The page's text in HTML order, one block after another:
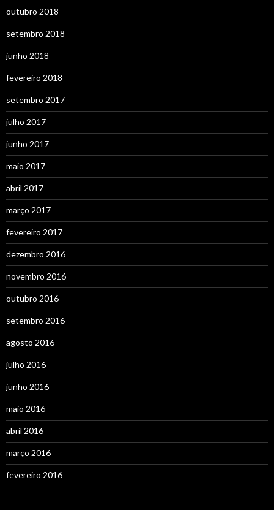
outubro 2018
setembro 2018
junho 2018
fevereiro 2018
setembro 2017
julho 2017
junho 2017
maio 2017
abril 2017
março 2017
fevereiro 2017
dezembro 2016
novembro 2016
outubro 2016
setembro 2016
agosto 2016
julho 2016
junho 2016
maio 2016
abril 2016
março 2016
fevereiro 2016